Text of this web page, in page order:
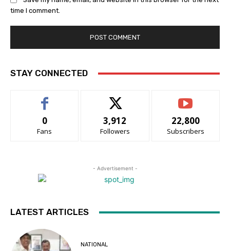
time I comment.
STAY CONNECTED
0
Fans
3,912
Followers
22,800
Subscribers
- Advertisement -
LATEST ARTICLES
NATIONAL